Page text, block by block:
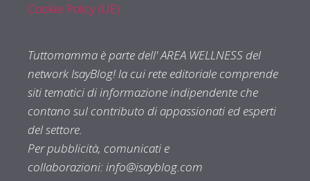
Cookie Policy (UE)
Tuttomamma è parte dell' AREA WELLNESS del
network IsayBlog! la cui rete editoriale comprende
siti tematici di informazione indipendente che
contano sul contributo di appassionati ed esperti
del settore.
Per pubblicità, comunicati e
collaborazioni:info@isayblog.com